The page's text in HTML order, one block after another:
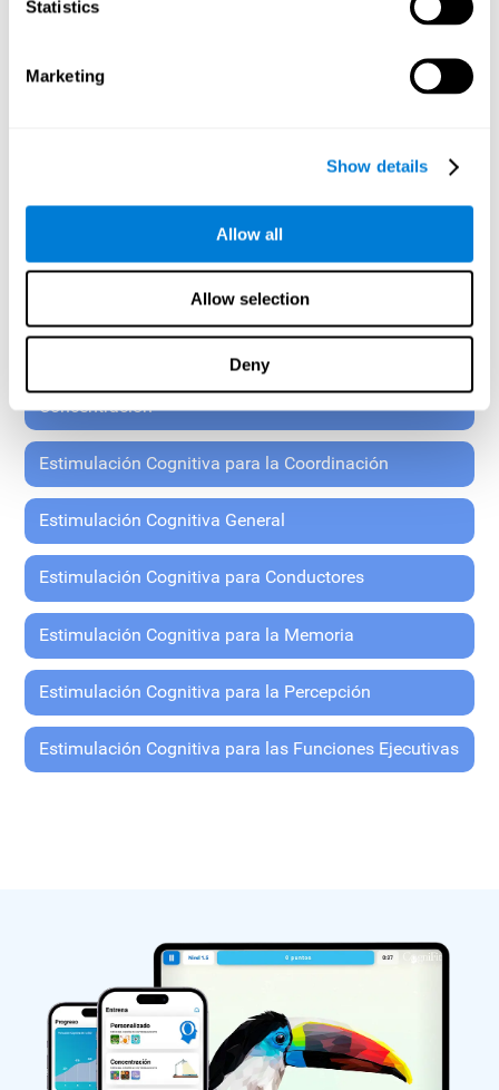
Statistics
Marketing
Show details
Allow all
Allow selection
Deny
asignados a los miembros de la familia.
La estimulación cognitiva está basada en la plasticidad
y en la reserva cerebral para mejorar el rendimiento de
Todos los instrumentos de estimulación cognitiva que
están estandarizados para niños a partir de 7 años,
jóvenes, adolescentes, y adultos mayores.
Estimulación Cognitiva Mayores de 65
Estimulación Cognitiva para la Comprensión Lectora
Estimulación Cognitiva para la Atención y
Concentración
Estimulación Cognitiva para la Coordinación
Estimulación Cognitiva General
Estimulación Cognitiva para Conductores
Estimulación Cognitiva para la Memoria
Estimulación Cognitiva para la Percepción
Estimulación Cognitiva para las Funciones Ejecutivas